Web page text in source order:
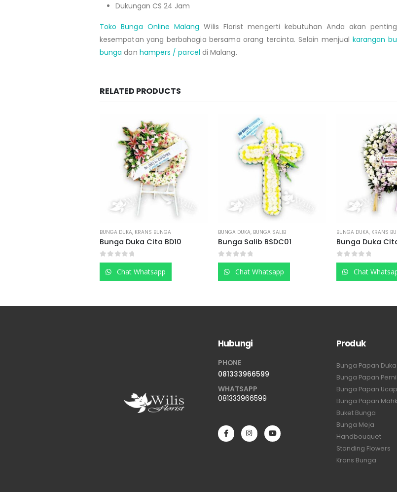
Dukungan CS 24 Jam
Toko Bunga Online Malang Wilis Florist mengerti kebutuhan Anda akan
kesempatan yang berbahagia bersama orang tercinta. Selain menjual karangan
bunga dan hampers / parcel di Malang.
RELATED PRODUCTS
BUNGA DUKA ,BUNGA SALIB
Bunga Salib BSDC01
0out of 5
Chat Whatsapp
BUNGA DUKA, KRANS BUNGA
Bunga Duka Cita BD14
0out of 5
Chat Whatsapp
BUNGA DUKA ,
Bunga
0out of 5
Chat
Hubungi
PHONE
081333966599
WHATSAPP
081333966599
Produk
Bunga Papan
Bunga Papan
Bunga Papan
Bunga Papan
Buket Bunga
Bunga Meja
Handbouquet
Standing Flowers
Krans Bunga